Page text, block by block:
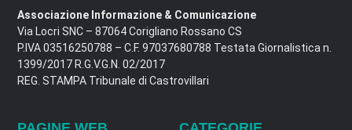
Associazione Informazione & Comunicazione
Via Locri SNC – 87064 Corigliano Rossano CS
P.IVA 03516250788 – C.F. 97037680788 Testata Giornalistica n.
1399/2017 R.G.V.G.N. 02/2017
REG. STAMPA Tribunale di Castrovillari